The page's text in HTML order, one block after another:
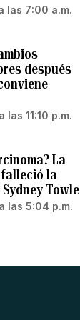
las 7:00 a.m.
después
11:10 p.m.
La
la
Towle
las 5:04 p.m.